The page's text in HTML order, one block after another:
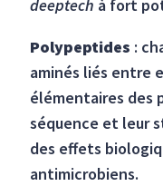
deeptech à fort
Polypeptides :
aminés liés entre
élémentaires des
séquence et leur
des effets
antimicrobiens.